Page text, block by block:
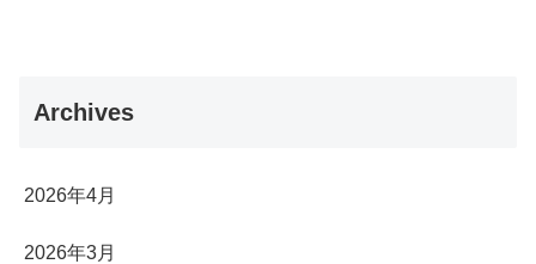
Archives
2026年4月
2026年3月